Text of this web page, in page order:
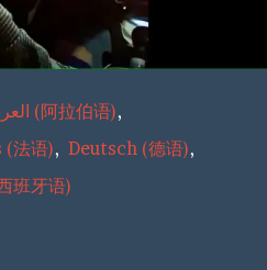
(阿拉伯语)
(法语) Deutsch (德语)
班牙语)